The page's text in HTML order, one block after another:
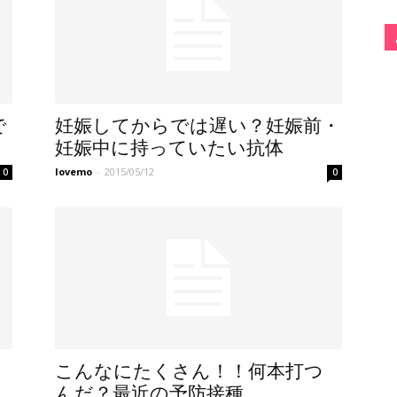
0
妊娠してからでは遅い？妊娠前・
妊娠中に持っていたい抗体
lovemo - 2015/05/12 0
こんなにたくさん！！何本打つ